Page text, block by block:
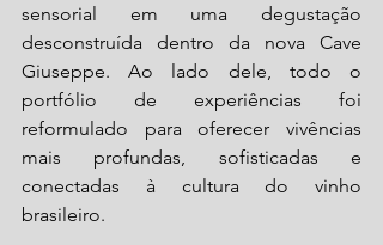
sensorial em uma degustação
desconstruída dentro da nova Cave
Giuseppe. Ao lado dele, todo o
portfólio de experiências foi
reformulado para oferecer vivências
mais profundas, sofisticadas e
conectadas à cultura do vinho
brasileiro.